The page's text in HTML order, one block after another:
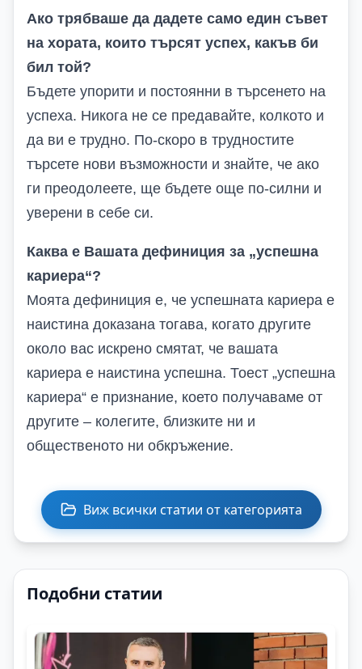
Ако трябваше да дадете само един съвет
на хората, които търсят успех, какъв би
бил той?
Бъдете упорити и постоянни в търсенето на
успеха. Никога не се предавайте, колкото и
да ви е трудно. По-скоро в трудностите
търсете нови възможности и знайте, че ако
ги преодолеете, ще бъдете още по-силни и
уверени в себе си.
Каква е Вашата дефиниция за „успешна
кариера“?
Моята дефиниция е, че успешната кариера е
наистина доказана тогава, когато другите
около вас искрено смятат, че вашата
кариера е наистина успешна. Тоест „успешна
кариера“ е признание, което получаваме от
другите – колегите, близките ни и
общественото ни обкръжение.
Виж всички статии от категорията
Подобни статии